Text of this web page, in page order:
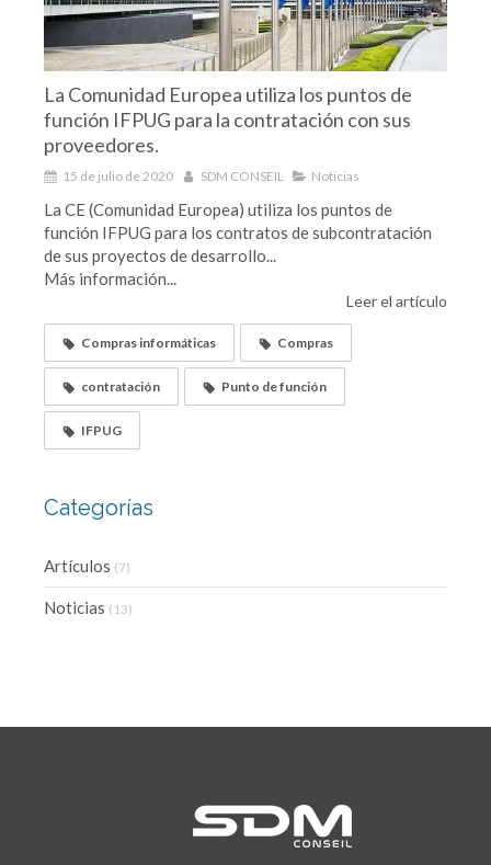
La Comunidad Europea utiliza los puntos de
función IFPUG para la contratación con sus
proveedores.
15 de julio de 2020 SDM CONSEIL Noticias
La CE (Comunidad Europea) utiliza los puntos de
función IFPUG para los contratos de subcontratación
de sus proyectos de desarrollo...
Más información...
Leer el artículo
Compras informáticas Compras
contratación Punto de función
IFPUG
Categorías
Artículos (7)
Noticias (13)